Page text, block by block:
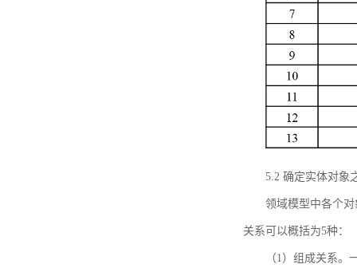
5.2 确定实体对象
领域模型中各个
关系可以概括为5种：
（1）组成关系